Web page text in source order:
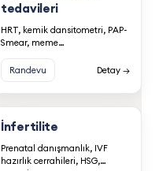
tedavileri
HRT, kemik dansitometri, PAP-
Smear, meme
gizli kan
Randevu Detay →
İnfertilite
Prenatal danışmanlık, IVF
hazırlık cerrahileri, HSG,